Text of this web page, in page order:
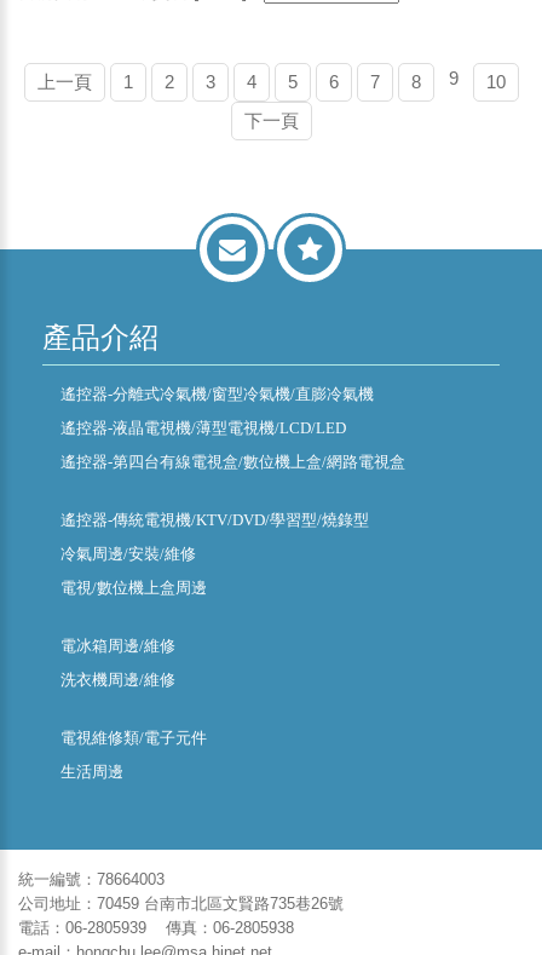
上一頁 1 2 3 4 5 6 7 8 9
10
下一頁
產品介紹
遙控器-分離式冷氣機/窗型冷氣機/直膨冷氣機
遙控器-液晶電視機/薄型電視機/LCD/LED
遙控器-第四台有線電視盒/數位機上盒/網路電視盒
遙控器-傳統電視機/KTV/DVD/學習型/燒錄型
冷氣周邊/安裝/維修
電視/數位機上盒周邊
電冰箱周邊/維修
洗衣機周邊/維修
電視維修類/電子元件
生活周邊
統一編號：78664003
公司地址：70459 台南市北區文賢路735巷26號
電話：06-2805939 傳真：06-2805938